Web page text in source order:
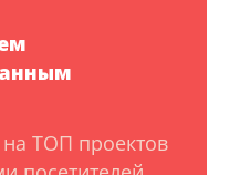
ТОП проектов